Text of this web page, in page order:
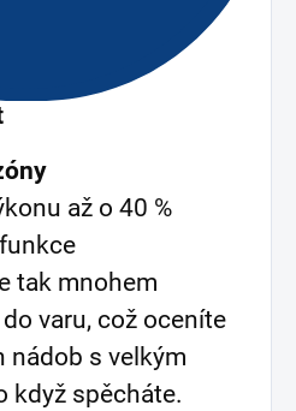
až o 40 %
tak mnohem
varu, což oceníte
nádob s velkým
když spěcháte.